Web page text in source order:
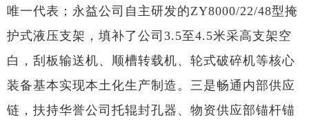
唯一代表；永益公司自主研发的ZY8000/22/48型掩
护式液压支架，填补了公司3.5至4.5米采高支架空
白，刮板输送机、顺槽转载机、轮式破碎机等核心
装备基本实现本土化生产制造。三是畅通内部供应
链，扶持华誉公司托辊封孔器、物资供应部锚杆锚